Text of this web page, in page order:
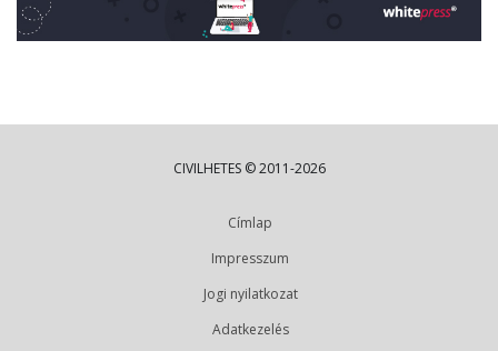
CIVILHETES © 2011-2026
Címlap
Impresszum
Jogi nyilatkozat
Adatkezelés